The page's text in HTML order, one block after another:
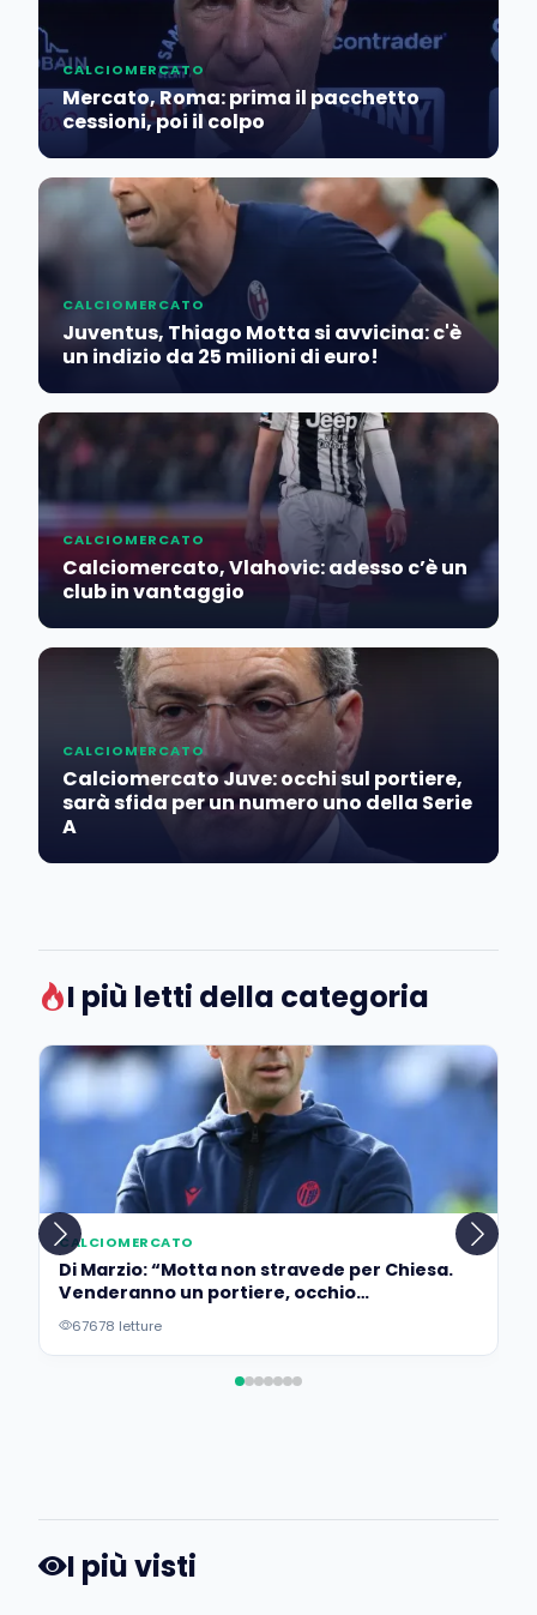
CALCIOMERCATO
Mercato, Roma: prima il pacchetto
cessioni, poi il colpo
CALCIOMERCATO
Juventus, Thiago Motta si avvicina: c'è
un indizio da 25 milioni di euro!
CALCIOMERCATO
Calciomercato, Vlahovic: adesso c’è un
club in vantaggio
CALCIOMERCATO
Calciomercato Juve: occhi sul portiere,
sarà sfida per un numero uno della Serie
A
I più letti della categoria
CALCIOMERCATO
Di Marzio: “Motta non stravede per Chiesa.
Venderanno un portiere, occhio
all’operazione…”
67678 letture
I più visti